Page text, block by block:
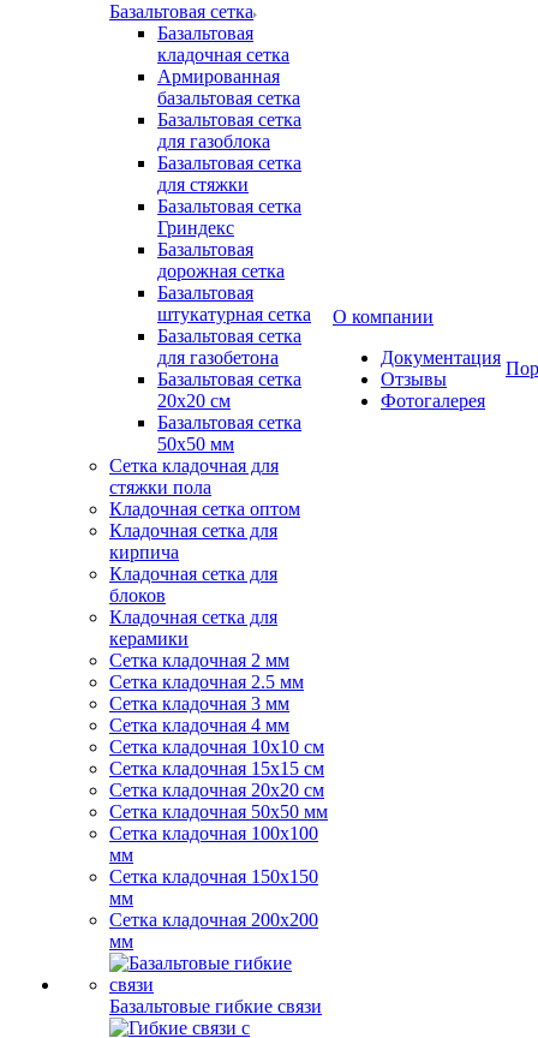
Базальтовая сетка
Базальтовая
кладочная сетка
Армированная
базальтовая сетка
Базальтовая сетка
для газоблока
Базальтовая сетка
для стяжки
Базальтовая сетка
Гриндекс
Базальтовая
дорожная сетка
Базальтовая
штукатурная сетка
Базальтовая сетка
для газобетона
Базальтовая сетка
20x20 см
Базальтовая сетка
50x50 мм
Сетка кладочная для
стяжки пола
Кладочная сетка оптом
Кладочная сетка для
кирпича
Кладочная сетка для
блоков
Кладочная сетка для
керамики
Сетка кладочная 2 мм
Сетка кладочная 2.5 мм
Сетка кладочная 3 мм
Сетка кладочная 4 мм
Сетка кладочная 10x10 см
Сетка кладочная 15x15 см
Сетка кладочная 20x20 см
Сетка кладочная 50x50 мм
Сетка кладочная 100x100
мм
Сетка кладочная 150x150
мм
Сетка кладочная 200x200
мм
Базальтовые гибкие связи
О компании
Документация
Отзывы
Фотогалерея